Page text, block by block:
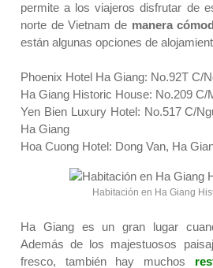
permite a los viajeros disfrutar de
norte de Vietnam de manera
están algunas opciones de
Phoenix Hotel Ha Giang: No.92T C/
Ha Giang Historic House: No.209 C/
Yen Bien Luxury Hotel: No.517 C/
Ha Giang
Hoa Cuong Hotel: Dong Van, Ha
Habitación en Ha Giang
Ha Giang es un gran lugar
Además de los majestuosos
fresco, también hay muchos